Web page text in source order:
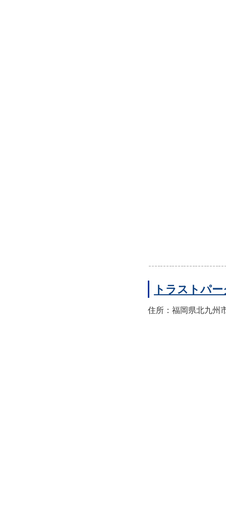
トラストパ
住所：福岡県北九州